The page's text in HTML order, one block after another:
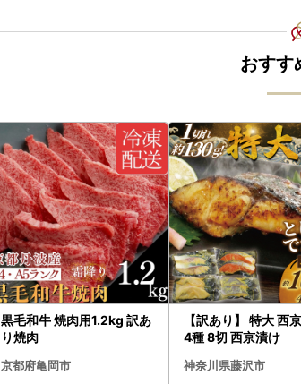
おすす
黒毛和牛 焼肉用1.2kg 訳あ
り焼肉
京都府亀岡市
【訳あり】 特大 西
4種 8切 西京漬け
神奈川県藤沢市